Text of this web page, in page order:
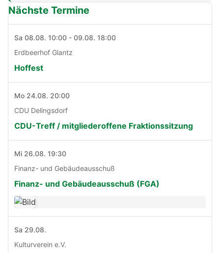
Nächste Termine
Sa 08.08. 10:00 - 09.08. 18:00
Erdbeerhof Glantz
Hoffest
Mo 24.08. 20:00
CDU Delingsdorf
CDU-Treff / mitgliederoffene Fraktionssitzung
Mi 26.08. 19:30
Finanz- und Gebäudeausschuß
Finanz- und Gebäudeausschuß (FGA)
Sa 29.08.
Kulturverein e.V.